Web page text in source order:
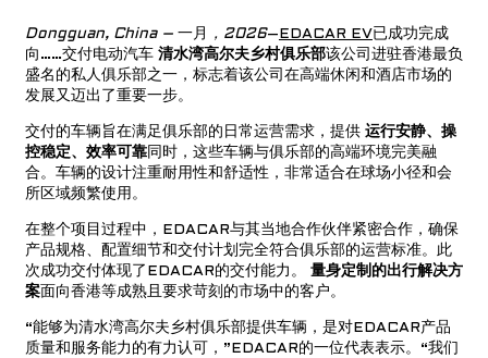
Dongguan, China – 一月 ，2026– EDACAR EV 已成功完成
向……交付电动汽车 清水湾高尔夫乡村俱乐部该公司进驻香港最负
盛名的私人俱乐部之一，标志着该公司在高端休闲和酒店市场的
发展又迈出了重要一步。
交付的车辆旨在满足俱乐部的日常运营需求，提供 运行安静、操
控稳定、效率可靠同时，这些车辆与俱乐部的高端环境完美融
合。车辆的设计注重耐用性和舒适性，非常适合在球场小径和会
所区域频繁使用。
在整个项目过程中，EDACAR与其当地合作伙伴紧密合作，确保
产品规格、配置细节和交付计划完全符合俱乐部的运营标准。此
次成功交付体现了EDACAR的交付能力。 量身定制的出行解决方
案面向香港等成熟且要求苛刻的市场中的客户。
“能够为清水湾高尔夫乡村俱乐部提供车辆，是对EDACAR产品
质量和服务能力的有力认可，”EDACAR的一位代表表示。“我们